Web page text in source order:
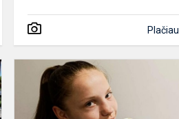
Plačiau
Varpo
gimnazistų
komandos
triumfas